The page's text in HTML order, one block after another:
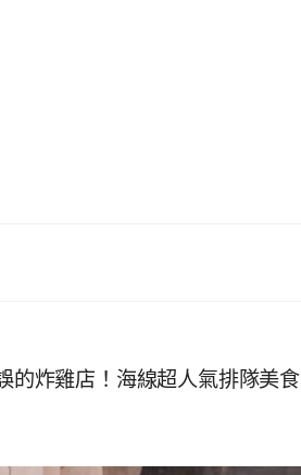
的炸雞店！海線超人氣排隊美食